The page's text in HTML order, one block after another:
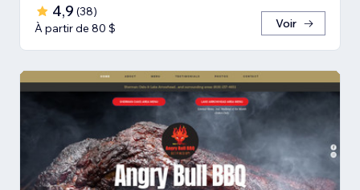
4,9 (38)
À partir de 80 $
Voir